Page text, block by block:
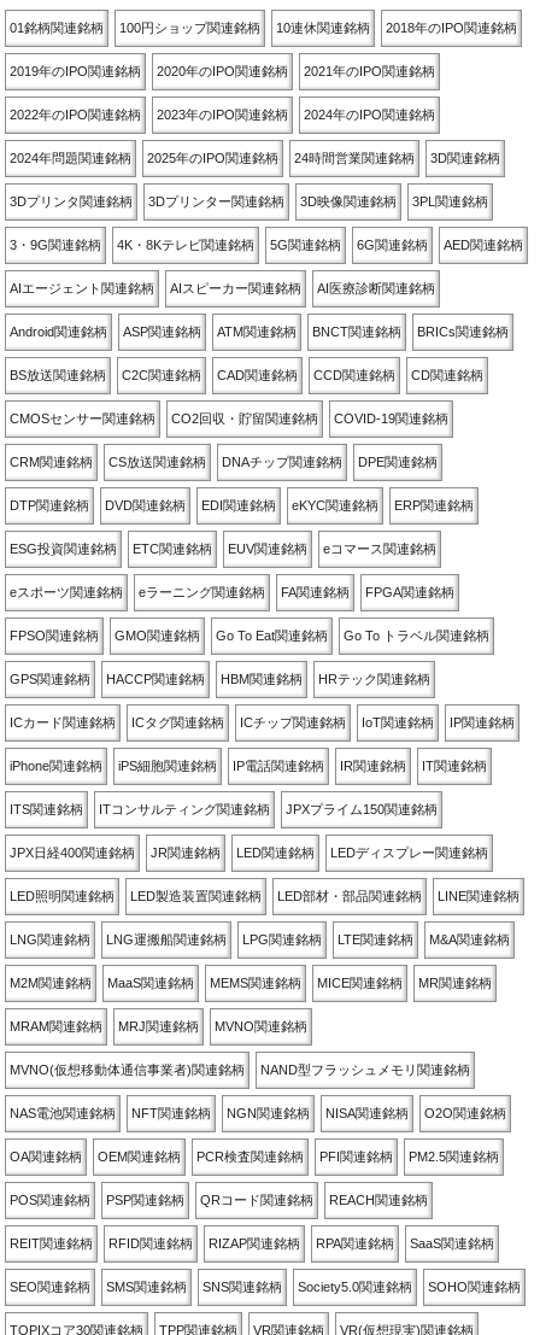
01銘柄関連銘柄 100円ショップ関連銘柄 10連休関連銘柄 2018年のIPO関連銘柄
2019年のIPO関連銘柄 2020年のIPO関連銘柄 2021年のIPO関連銘柄
2022年のIPO関連銘柄 2023年のIPO関連銘柄 2024年のIPO関連銘柄
2024年問題関連銘柄 2025年のIPO関連銘柄 24時間営業関連銘柄 3D関連銘柄
3Dプリンタ関連銘柄 3Dプリンター関連銘柄 3D映像関連銘柄 3PL関連銘柄
3・9G関連銘柄 4K・8Kテレビ関連銘柄 5G関連銘柄 6G関連銘柄 AED関連銘柄
AIエージェント関連銘柄 AIスピーカー関連銘柄 AI医療診断関連銘柄
Android関連銘柄 ASP関連銘柄 ATM関連銘柄 BNCT関連銘柄 BRICs関連銘柄
BS放送関連銘柄 C2C関連銘柄 CAD関連銘柄 CCD関連銘柄 CD関連銘柄
CMOSセンサー関連銘柄 CO2回収・貯留関連銘柄 COVID-19関連銘柄
CRM関連銘柄 CS放送関連銘柄 DNAチップ関連銘柄 DPE関連銘柄
DTP関連銘柄 DVD関連銘柄 EDI関連銘柄 eKYC関連銘柄 ERP関連銘柄
ESG投資関連銘柄 ETC関連銘柄 EUV関連銘柄 eコマース関連銘柄
eスポーツ関連銘柄 eラーニング関連銘柄 FA関連銘柄 FPGA関連銘柄
FPSO関連銘柄 GMO関連銘柄 Go To Eat関連銘柄 Go To トラベル関連銘柄
GPS関連銘柄 HACCP関連銘柄 HBM関連銘柄 HRテック関連銘柄
ICカード関連銘柄 ICタグ関連銘柄 ICチップ関連銘柄 IoT関連銘柄 IP関連銘柄
iPhone関連銘柄 iPS細胞関連銘柄 IP電話関連銘柄 IR関連銘柄 IT関連銘柄
ITS関連銘柄 ITコンサルティング関連銘柄 JPXプライム150関連銘柄
JPX日経400関連銘柄 JR関連銘柄 LED関連銘柄 LEDディスプレー関連銘柄
LED照明関連銘柄 LED製造装置関連銘柄 LED部材・部品関連銘柄 LINE関連銘柄
LNG関連銘柄 LNG運搬船関連銘柄 LPG関連銘柄 LTE関連銘柄 M&A関連銘柄
M2M関連銘柄 MaaS関連銘柄 MEMS関連銘柄 MICE関連銘柄 MR関連銘柄
MRAM関連銘柄 MRJ関連銘柄 MVNO関連銘柄
MVNO(仮想移動体通信事業者)関連銘柄 NAND型フラッシュメモリ関連銘柄
NAS電池関連銘柄 NFT関連銘柄 NGN関連銘柄 NISA関連銘柄 O2O関連銘柄
OA関連銘柄 OEM関連銘柄 PCR検査関連銘柄 PFI関連銘柄 PM2.5関連銘柄
POS関連銘柄 PSP関連銘柄 QRコード関連銘柄 REACH関連銘柄
REIT関連銘柄 RFID関連銘柄 RIZAP関連銘柄 RPA関連銘柄 SaaS関連銘柄
SEO関連銘柄 SMS関連銘柄 SNS関連銘柄 Society5.0関連銘柄 SOHO関連銘柄
TOPIXコア30関連銘柄 TPP関連銘柄 VR関連銘柄 VR(仮想現実)関連銘柄